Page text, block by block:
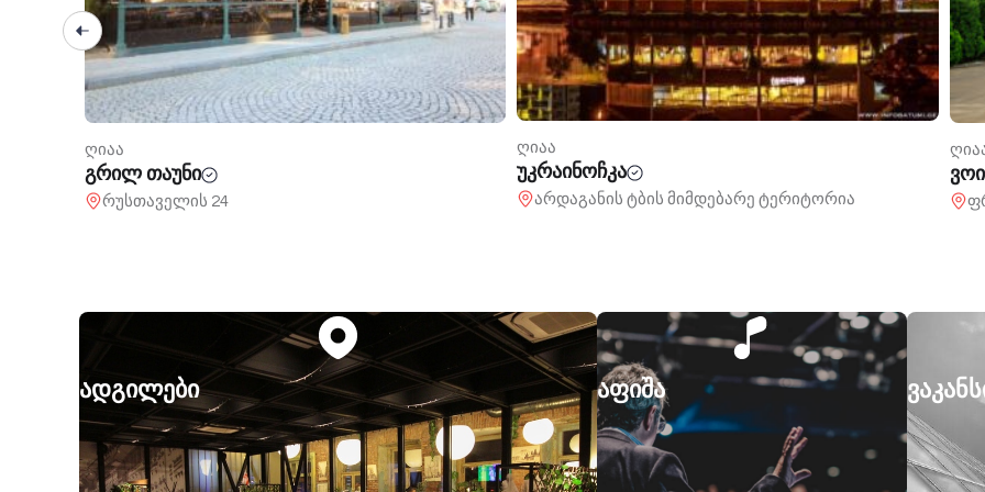
ღიაა
უკრაინოჩკა
არდაგანის ტბის მიმდებარე ტერიტორია
ღიაა
ვოისი
ფრიდონ ხალვაშის 151
ადგილები აფიშა